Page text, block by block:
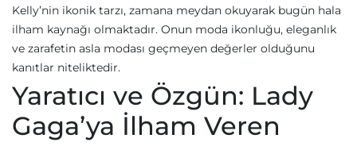
Kelly’nin ikonik tarzı, zamana meydan okuyarak bugün hala
ilham kaynağı olmaktadır. Onun moda ikonluğu, eleganlık
ve zarafetin asla modası geçmeyen değerler olduğunu
kanıtlar niteliktedir.
Yaratıcı ve Özgün: Lady
Gaga’ya İlham Veren